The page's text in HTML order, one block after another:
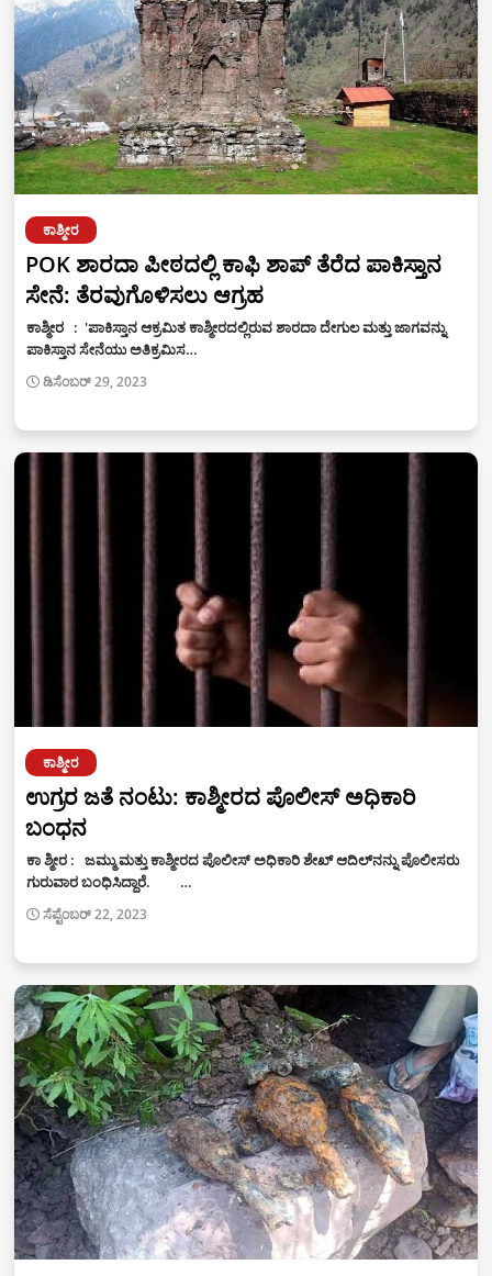
ಕಾಶ್ಮೀರ
POK ಶಾರದಾ ಪೀಠದಲ್ಲಿ ಕಾಫಿ ಶಾಪ್‌ ತೆರೆದ ಪಾಕಿಸ್ತಾನ
ಸೇನೆ: ತೆರವುಗೊಳಿಸಲು ಆಗ್ರಹ
ಕಾಶ್ಮೀರ : 'ಪಾಕಿಸ್ತಾನ ಆಕ್ರಮಿತ ಕಾಶ್ಮೀರದಲ್ಲಿರುವ ಶಾರದಾ ದೇಗುಲ ಮತ್ತು ಜಾಗವನ್ನು
ಪಾಕಿಸ್ತಾನ ಸೇನೆಯು ಅತಿಕ್ರಮಿಸ…
ಡಿಸೆಂಬರ್ 29, 2023
ಕಾಶ್ಮೀರ
ಉಗ್ರರ ಜತೆ ನಂಟು: ಕಾಶ್ಮೀರದ ಪೊಲೀಸ್‌ ಅಧಿಕಾರಿ
ಬಂಧನ
ಕಾ ಶ್ಮೀರ : ಜಮ್ಮು ಮತ್ತು ಕಾಶ್ಮೀರದ ಪೊಲೀಸ್‌ ಅಧಿಕಾರಿ ಶೇಖ್ ಆದಿಲ್‌ನನ್ನು ಪೊಲೀಸರು
ಗುರುವಾರ ಬಂಧಿಸಿದ್ದಾರೆ. …
ಸೆಪ್ಟೆಂಬರ್ 22, 2023